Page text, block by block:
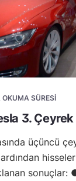
SÜRESI
3. Çeyrek
üçüncü